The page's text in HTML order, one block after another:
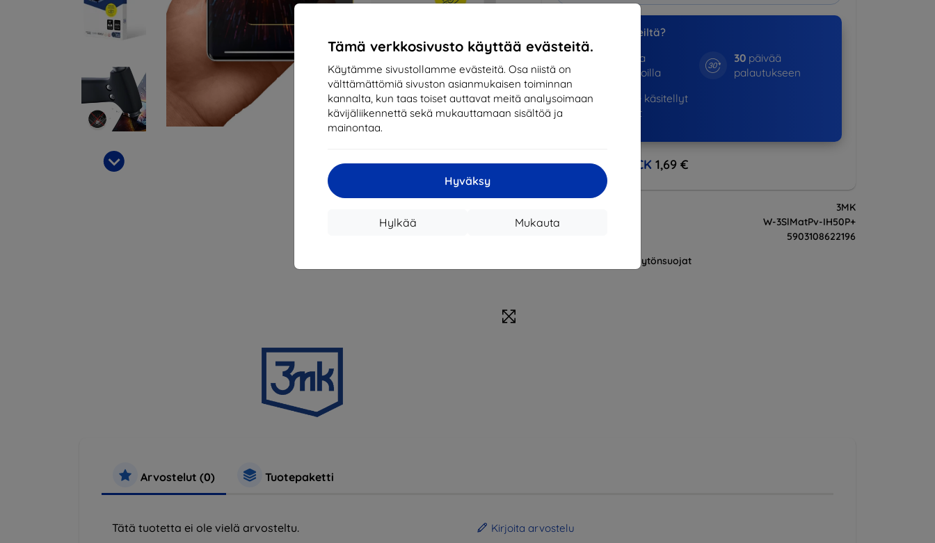
Tämä verkkosivusto käyttää evästeitä.
Käytämme sivustollamme evästeitä. Osa niistä on
välttämättömiä sivuston asianmukaisen toiminnan
kannalta, kun taas toiset auttavat meitä analysoimaan
kävijäliikennettä sekä mukauttamaan sisältöä ja
mainontaa.
Hyväksy
Mukauta
Hylkää
Miksi ostaa meiltä?
vuotta
markkinoilla
30päivää
palautukseen
819365+käsitellyt
tilaukset
CASHBACK 1,69 €
3MK
Tuotenumero
W-3SlMatPv-IH50P+
5903108622196
Näytönsuojat
Arvostelut (0) Tuotepaketti
Tätä tuotetta ei ole vielä arvosteltu. Kirjoita arvostelu